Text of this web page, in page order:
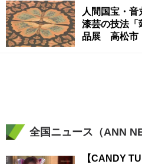
人間国宝・
漆芸の技法「
品展 高松市
全国ニュース（ANN
【CANDY